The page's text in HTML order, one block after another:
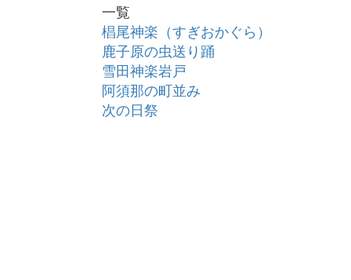
一覧
椙尾神楽（すぎおかぐら）
鹿子原の虫送り踊
雪田神楽岩戸
阿須那の町並み
次の日祭